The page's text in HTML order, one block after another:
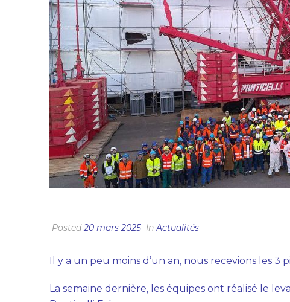
Posted20 mars 2025 InActualités
Il y a un peu moins d’un an, nous recevions les
La semaine dernière, les équipes ont réalisé le